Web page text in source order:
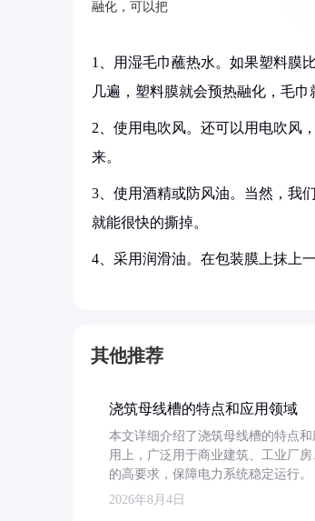
融化，可以把
1、用湿毛巾蘸热水。如果塑料膜
几遍，塑料膜就会预热融化，毛巾
2、使用电吹风。还可以用电吹风
来。
3、使用酒精或防风油。当然，我
就能很快的撕掉。
4、采用润滑油。在包装膜上抹上
其他推荐
浇筑母线槽的特点和应用领域
本文详细介绍了浇筑母线槽的特点
用上，广泛用于商业建筑、工业厂
的高要求，保障电力系统稳定运行。
2026年8月4日